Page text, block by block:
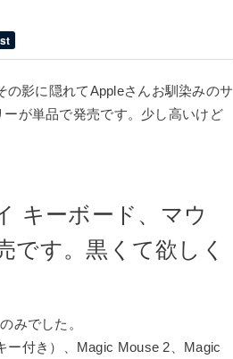
影に隠れてAppleさんお馴染みのサ
が単品で発売です。少し高いけど
キーボード、マウ
です。黒くて欲しく
みでした。
ー付き）、Magic Mouse 2、Magic